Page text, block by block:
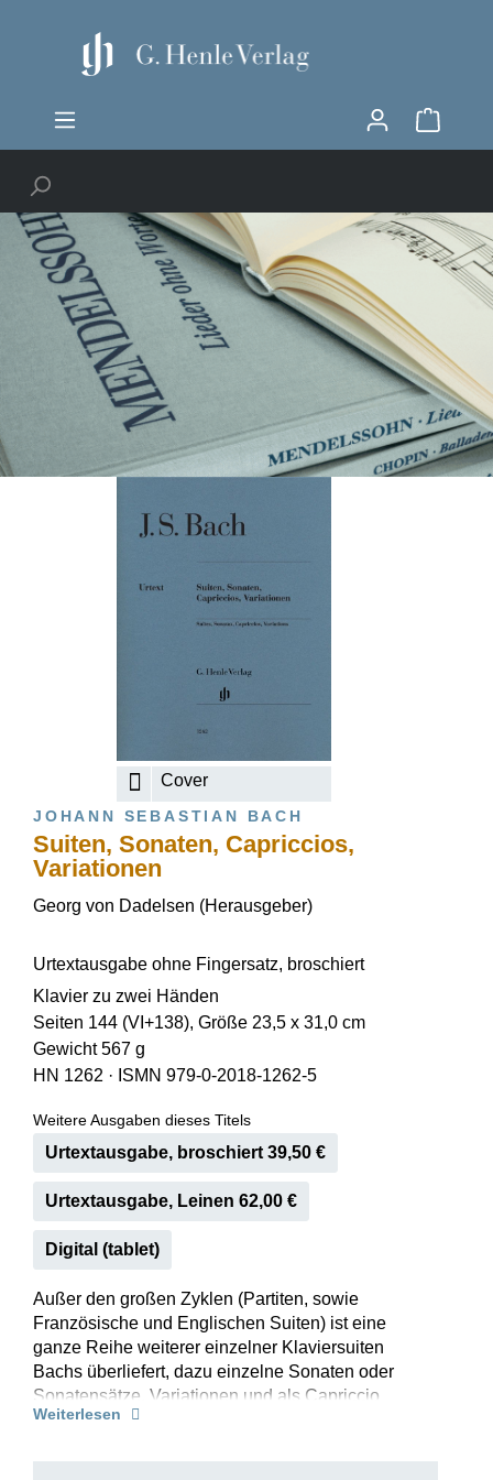
Cover
JOHANN SEBASTIAN BACH
Suiten, Sonaten, Capriccios,
Variationen
Georg von Dadelsen (Herausgeber)
Urtextausgabe ohne Fingersatz, broschiert
Klavier zu zwei Händen
Seiten 144 (VI+138), Größe 23,5 x 31,0 cm
Gewicht 567 g
HN 1262 · ISMN 979-0-2018-1262-5
Weitere Ausgaben dieses Titels
Urtextausgabe, broschiert 39,50 €
Urtextausgabe, Leinen 62,00 €
Digital (tablet)
Außer den großen Zyklen (Partiten, sowie
Französische und Englischen Suiten) ist eine
ganze Reihe weiterer einzelner Klaviersuiten
Bachs überliefert, dazu einzelne Sonaten oder
Sonatensätze, Variationen und als Capriccio
betitelte Stücke. Keine von ihnen erreichte den
Weiterlesen